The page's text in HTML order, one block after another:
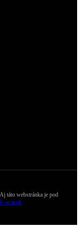
táto webstránka je pod
stránok